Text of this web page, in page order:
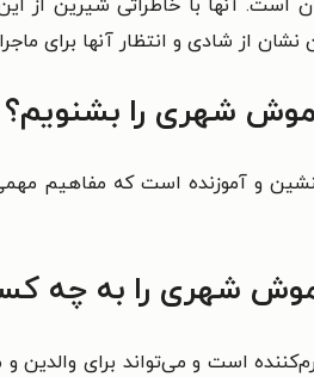
است. آنها با خاطراتی شیرین از
از شادی و انتظار آنها برای
شهری را بشنویم؟
آموزنده است که مفاهیم مهمی
شهری را به چه
است و می‌تواند برای والدین و